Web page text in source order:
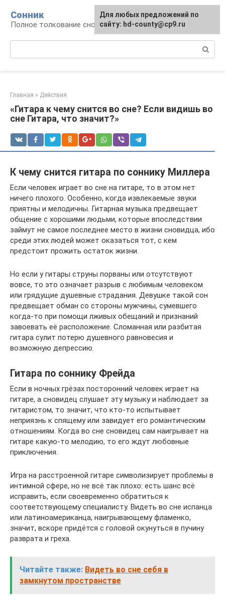
контенту
Сонник
Полное толкование снов
Главная » Действия
«Гитара к чему снится во сне? Если видишь во
сне Гитара, что значит?»
К чему снится гитара по соннику Миллера
Если человек играет во сне на гитаре, то в этом нет
ничего плохого. Особенно, когда извлекаемые звуки
приятны и мелодичны. Гитарная музыка предвещает
общение с хорошими людьми, которые впоследствии
займут не самое последнее место в жизни сновидца, ибо
среди этих людей может оказаться тот, с кем
предстоит прожить остаток жизни.
Но если у гитары струны порваны или отсутствуют
вовсе, то это означает разрыв с любимым человеком
или грядущие душевные страдания. Девушке такой сон
предвещает обман со стороны мужчины, сумевшего
когда-то при помощи лживых обещаний и признаний
завоевать её расположение. Сломанная или разбитая
гитара сулит потерю душевного равновесия и
возможную депрессию.
Гитара по соннику Фрейда
Если в ночных грёзах посторонний человек играет на
гитаре, а сновидец слушает эту музыку и наблюдает за
гитаристом, то значит, что кто-то испытывает
неприязнь к спящему или завидует его романтическим
отношениям. Когда во сне сновидец сам наигрывает на
гитаре какую-то мелодию, то его ждут любовные
приключения.
Игра на расстроенной гитаре символизирует проблемы в
интимной сфере, но не всё так плохо: есть шанс всё
исправить, если своевременно обратиться к
соответствующему специалисту. Видеть во сне испанца
или латиноамериканца, наигрывающему фламенко,
значит, вскоре придётся с головой окунуться в пучину
разврата и греха.
Читайте также: Видеть во сне себя в
замкнутом пространстве
Для любых предложений по
сайту: hd-county@cp9.ru